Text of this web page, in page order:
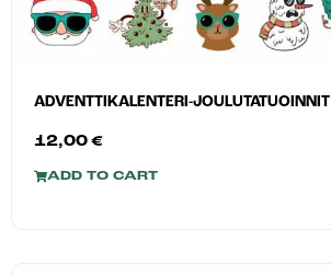
ADVENTTIKALENTERI-JOULUTATUOINNIT
12,00 €
ADD TO CART